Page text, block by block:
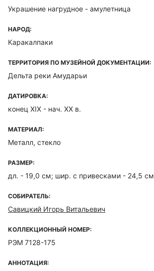
Украшение нагрудное - амулетница
НАРОД:
Каракалпаки
ТЕРРИТОРИЯ ПО МУЗЕЙНОЙ ДОКУМЕНТАЦИИ:
Дельта реки Амударьи
ДАТИРОВКА:
конец XIX - нач. XX в.
МАТЕРИАЛ:
Металл, стекло
РАЗМЕР:
дл. - 19,0 см; шир. с привесками - 24,5 см
СОБИРАТЕЛЬ:
Савицкий Игорь Витальевич
КОЛЛЕКЦИОННЫЙ НОМЕР:
РЭМ 7128-175
АННОТАЦИЯ: